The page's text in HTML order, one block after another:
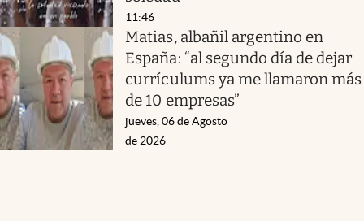
11:46
Matias, albañil argentino en
España: “al segundo día de dejar
currículums ya me llamaron más
de 10 empresas”
jueves, 06 de Agosto
de 2026